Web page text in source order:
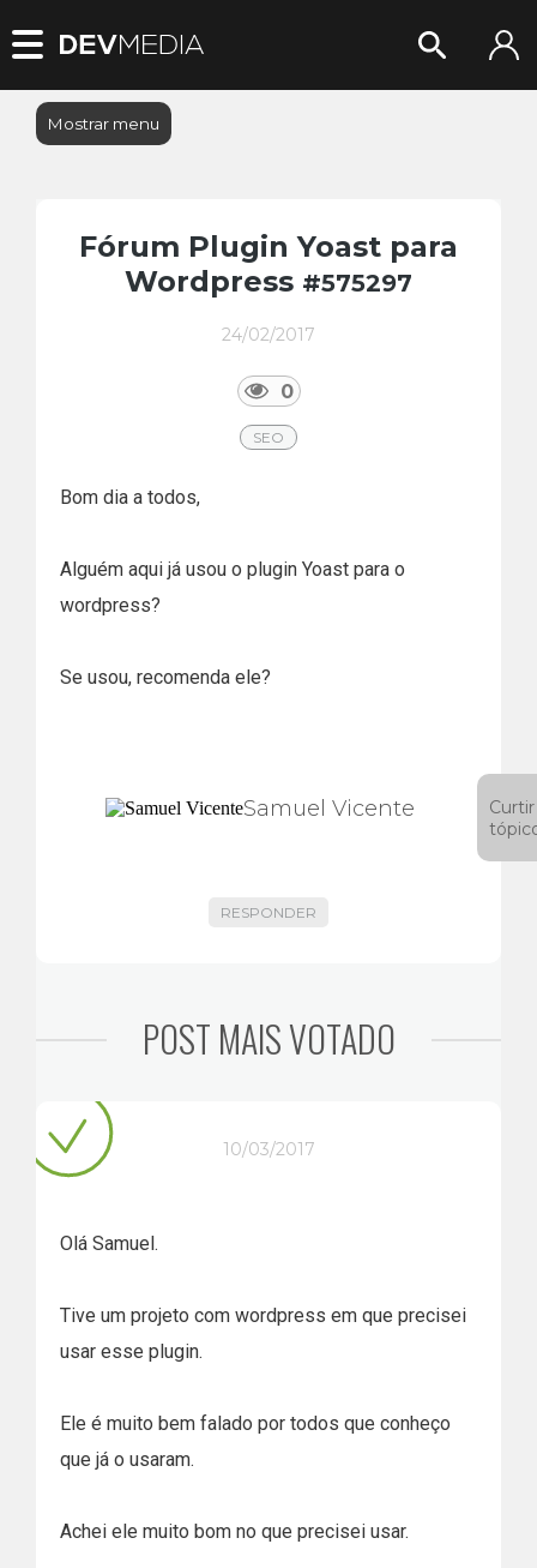
Mostrar menu
Fórum Plugin Yoast para
Wordpress #575297
24/02/2017
0
SEO
Bom dia a todos,
Alguém aqui já usou o plugin Yoast para o
wordpress?
Se usou, recomenda ele?
Samuel Vicente
Curtir
RESPONDER
POST MAIS VOTADO
10/03/2017
Olá Samuel.
Tive um projeto com wordpress em que precisei
usar esse plugin.
Ele é muito bem falado por todos que conheço
que já o usaram.
Achei ele muito bom no que precisei usar.